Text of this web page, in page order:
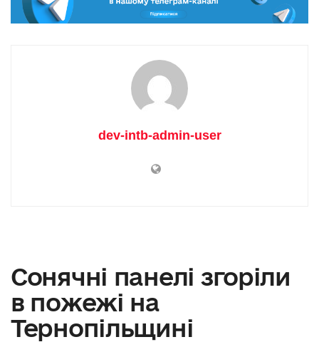
dev-intb-admin-user
Сонячні панелі згоріли
в пожежі на
Тернопільщині